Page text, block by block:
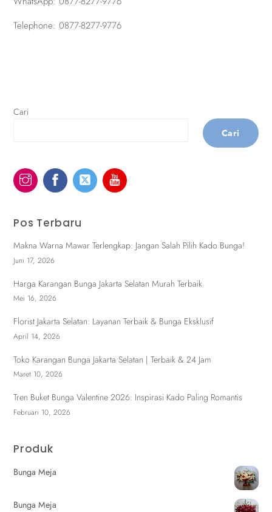
Telephone:0877-8277-9776
Cari
Cari
Pos Terbaru
Makna Warna Mawar Terlengkap: Jangan Salah Pilih Kado Bunga!
Juni 17, 2026
Harga Karangan Bunga Jakarta Selatan Murah Terbaik
Mei 16, 2026
Florist Jakarta Selatan: Layanan Terbaik & Bunga Eksklusif
April 14, 2026
Toko Karangan Bunga Jakarta Selatan | Terbaik & 24 Jam
Maret 10, 2026
Tren Buket Bunga Valentine 2026: Inspirasi Kado Paling Romantis
Februari 10, 2026
Produk
Bunga Meja
Bunga Meja